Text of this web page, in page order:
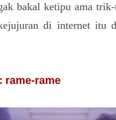
bakal ketipu ama
di internet
rame-rame